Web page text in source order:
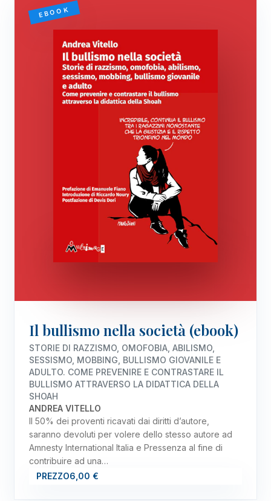
EBOOK
Il bullismo nella società (ebook)
STORIE DI RAZZISMO, OMOFOBIA, ABILISMO,
SESSISMO, MOBBING, BULLISMO GIOVANILE E
ADULTO. COME PREVENIRE E CONTRASTARE IL
BULLISMO ATTRAVERSO LA DIDATTICA DELLA
SHOAH
ANDREA VITELLO
Il 50% dei proventi ricavati dai diritti d’autore,
saranno devoluti per volere dello stesso autore ad
Amnesty International Italia e Pressenza al fine di
contribuire ad una…
PREZZO6,00 €